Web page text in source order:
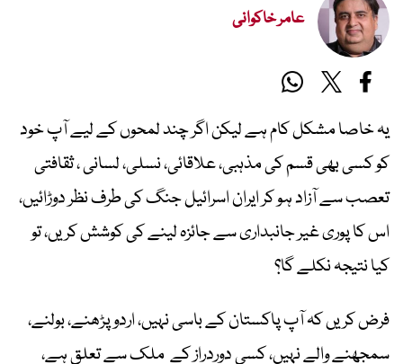
عامر خاکوانی
یہ خاصا مشکل کام ہے لیکن اگر چند لمحوں کے لیے آپ خود
کو کسی بھی قسم کی مذہبی، علاقائی، نسلی، لسانی ، ثقافتی
تعصب سے آزاد ہو کر ایران اسرائیل جنگ کی طرف نظر دوڑائیں،
اس کا پوری غیر جانبداری سے جائزہ لینے کی کوشش کریں، تو
کیا نتیجہ نکلے گا؟
فرض کریں کہ آپ پاکستان کے باسی نہیں، اردو پڑھنے، بولنے،
سمجھنے والے نہیں، کسی دوردراز کے ملک سے تعلق ہے،